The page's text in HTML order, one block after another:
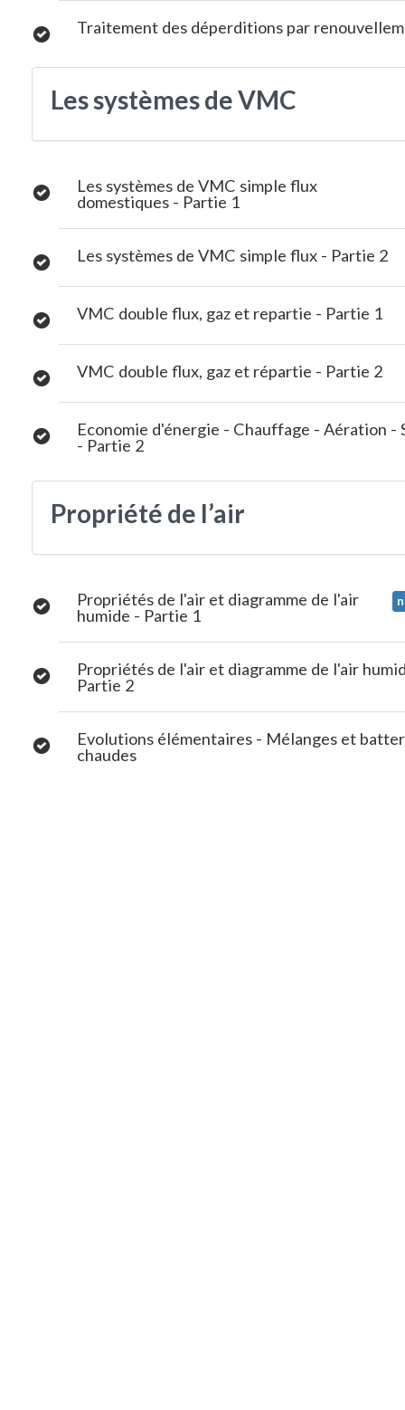
Traitement des déperditions par
Les systèmes de VMC
Les systèmes de VMC simple flux
domestiques - Partie 1
Les systèmes de VMC simple flux - Partie 2
VMC double flux, gaz et repartie - Partie 1
VMC double flux, gaz et répartie - Partie 2
Economie d'énergie - Chauffage - Aération -
- Partie 2
Propriété de l’air
Propriétés de l'air et diagramme de l'air
humide - Partie 1
Propriétés de l'air et diagramme de l'air
Partie 2
Evolutions élémentaires - Mélanges et
chaudes